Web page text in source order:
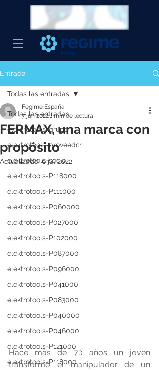
Entrada
Todas las entradas
elektrotools-grupo
elektrotools-proveedor
elektrotools-socio
elektrotools-P118000
elektrotools-P111000
elektrotools-P060000
elektrotools-P027000
elektrotools-P102000
elektrotools-P087000
elektrotools-P096000
elektrotools-P041000
elektrotools-P083000
elektrotools-P040000
elektrotools-P046000
elektrotools-P121000
elektrotools-P118000
Todas las entradas
FERMAX, una marca con
propósito
Fegime España
7 jun 20221 min de lectura
Actualizado:6 jul 2022
Hace más de 70 años un joven
transformó el manipulador de un